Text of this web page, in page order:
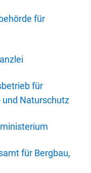
für
für
Naturschutz
für Bergbau,